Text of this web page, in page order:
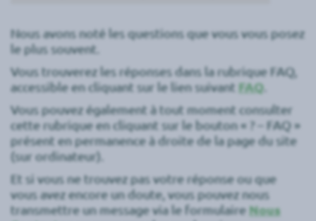
Nous avons noté les questions que vous vous posez
le plus souvent.
Vous trouverez les réponses dans la rubrique FAQ,
accessible en cliquant sur le lien suivant FAQ.
Vous pouvez également à tout moment consulter
cette rubrique en cliquant sur le bouton « ? – FAQ »
présent en permanence à droite de la page du site
(sur ordinateur).
Et si vous ne trouvez pas votre réponse ou que
vous avez encore un doute, vous pouvez nous
transmettre un message via le formulaire Nous